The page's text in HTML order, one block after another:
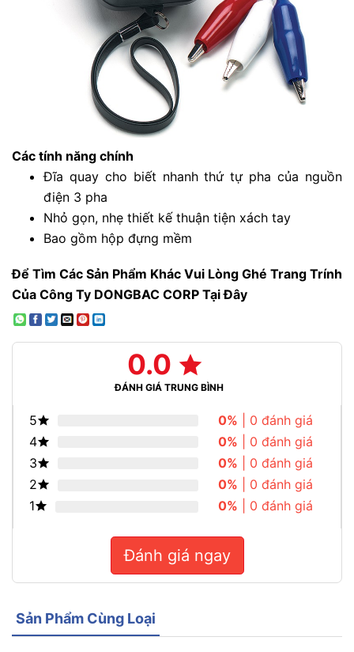
Các tính năng chính
Đĩa quay cho biết nhanh thứ tự pha của nguồn
điện 3 pha
Nhỏ gọn, nhẹ thiết kế thuận tiện xách tay
Bao gồm hộp đựng mềm
Để Tìm Các Sản Phẩm Khác Vui Lòng Ghé Trang Trính
Của Công Ty DONGBAC CORP Tại Đây
0.0
ĐÁNH GIÁ TRUNG BÌNH
5 0% | 0 đánh giá
4
0% | 0 đánh giá
3
0% | 0 đánh giá
2
0% | 0 đánh giá
1
0% | 0 đánh giá
Đánh giá ngay
Sản Phẩm Cùng Loại